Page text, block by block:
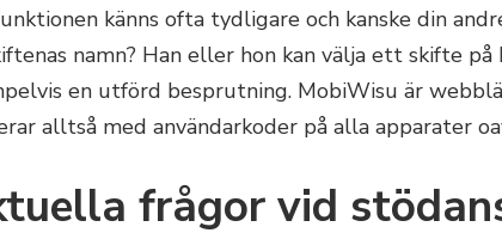
känns ofta tydligare och kanske din
namn? Han eller hon kan välja ett skifte
en utförd besprutning. MobiWisu är
alltså med användarkoder på alla apparater
frågor vid